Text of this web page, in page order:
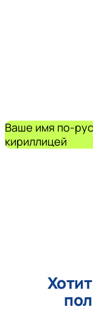
Ваше имя по-
кириллицей